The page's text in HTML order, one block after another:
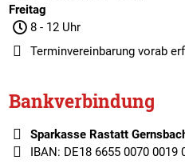
Freitag
8 - 12 Uhr
Terminvereinbarungvorab
Bankverbindung
Sparkasse Rastatt
IBAN: DE18 6655 0070 0019